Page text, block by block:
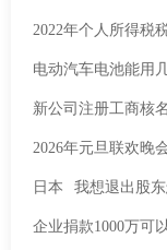
2022年个人所得税
电动汽车电池能用
新公司注册工商核
2026年元旦联欢晚
日本 我想退出股
企业捐款1000万可